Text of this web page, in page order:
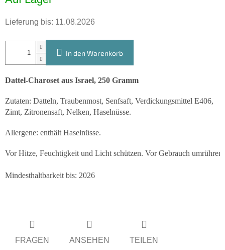
Lieferung bis: 11.08.2026
In den Warenkorb
Dattel-Charoset aus Israel, 250 Gramm
Zutaten: Datteln, Traubenmost, Senfsaft, Verdickungsmittel E406,
Zimt, Zitronensaft, Nelken, Haselnüsse.
Allergene: enthält Haselnüsse.
Vor Hitze, Feuchtigkeit und Licht schützen. Vor Gebrauch umrühren.
Mindesthaltbarkeit bis: 2026
FRAGEN ANSEHEN TEILEN